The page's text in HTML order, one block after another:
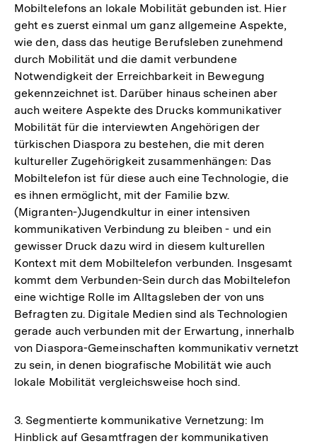
Mobiltelefons an lokale Mobilität gebunden ist. Hier
geht es zuerst einmal um ganz allgemeine Aspekte,
wie den, dass das heutige Berufsleben zunehmend
durch Mobilität und die damit verbundene
Notwendigkeit der Erreichbarkeit in Bewegung
gekennzeichnet ist. Darüber hinaus scheinen aber
auch weitere Aspekte des Drucks kommunikativer
Mobilität für die interviewten Angehörigen der
türkischen Diaspora zu bestehen, die mit deren
kultureller Zugehörigkeit zusammenhängen: Das
Mobiltelefon ist für diese auch eine Technologie, die
es ihnen ermöglicht, mit der Familie bzw.
(Migranten-)Jugendkultur in einer intensiven
kommunikativen Verbindung zu bleiben - und ein
gewisser Druck dazu wird in diesem kulturellen
Kontext mit dem Mobiltelefon verbunden. Insgesamt
kommt dem Verbunden-Sein durch das Mobiltelefon
eine wichtige Rolle im Alltagsleben der von uns
Befragten zu. Digitale Medien sind als Technologien
gerade auch verbunden mit der Erwartung, innerhalb
von Diaspora-Gemeinschaften kommunikativ vernetzt
zu sein, in denen biografische Mobilität wie auch
lokale Mobilität vergleichsweise hoch sind.
3. Segmentierte kommunikative Vernetzung: Im
Hinblick auf Gesamtfragen der kommunikativen